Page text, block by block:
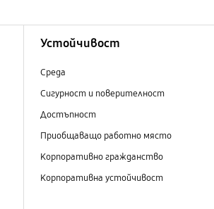
Устойчивост
Среда
Сигурност и поверителност
Достъпност
Приобщаващо работно място
Корпоративно гражданство
Корпоративна устойчивост